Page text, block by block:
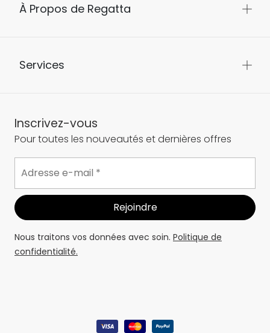
À Propos de Regatta
Services
Inscrivez-vous
Pour toutes les nouveautés et dernières offres
Nous traitons vos données avec soin. Politique de
confidentialité.